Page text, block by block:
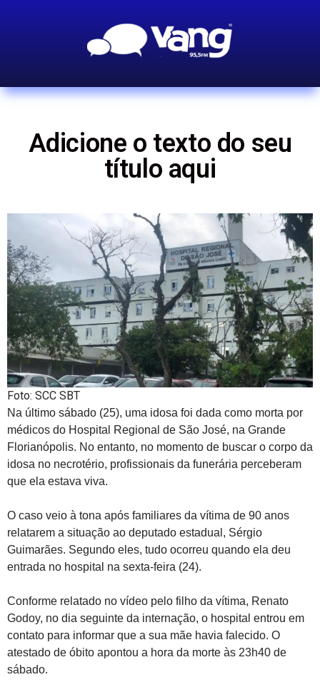
Adicione o texto do seu
título aqui
Foto: SCC SBT
Na último sábado (25), uma idosa foi dada como morta por
médicos do Hospital Regional de São José, na Grande
Florianópolis. No entanto, no momento de buscar o corpo da
idosa no necrotério, profissionais da funerária perceberam
que ela estava viva.
O caso veio à tona após familiares da vítima de 90 anos
relatarem a situação ao deputado estadual, Sérgio
Guimarães. Segundo eles, tudo ocorreu quando ela deu
entrada no hospital na sexta-feira (24).
Conforme relatado no vídeo pelo filho da vítima, Renato
Godoy, no dia seguinte da internação, o hospital entrou em
contato para informar que a sua mãe havia falecido. O
atestado de óbito apontou a hora da morte às 23h40 de
sábado.